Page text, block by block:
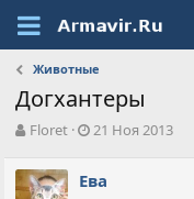
Животные
Догхантеры
А
т
о
Floret
Д
а
21 Ноя 2013
Ева